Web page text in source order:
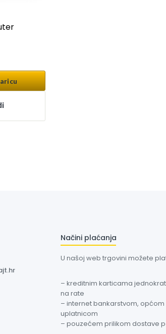
Načini plaćanja
U našoj web trgovini možete
– kreditnim karticama
na rate
– internet bankarstvom, općom
uplatnicom
– pouzećem prilikom dostave